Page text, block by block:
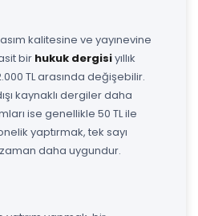
kalitesine ve yayınevine
bir hukuk dergisiyıllık
TL arasında değişebilir.
kaynaklı dergiler daha
ise genellikle 50 TL ile
yaptırmak, tek sayı
daha uygundur.